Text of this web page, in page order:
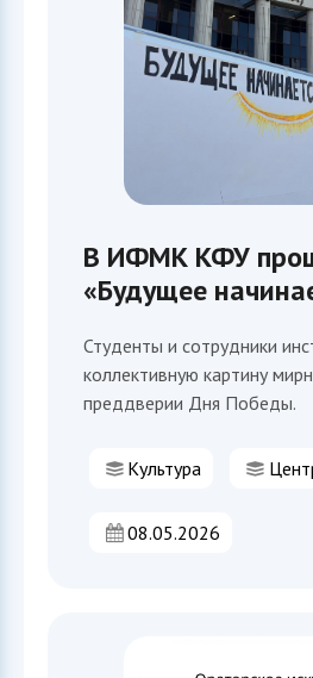
В ИФМК КФУ
«Будущее
Студенты и сотрудники
коллективную картину
преддверии Дня Победы.
Культура
08.05.2026
София
ИИ-ассистент приемной комиссии ИФМК КФУ